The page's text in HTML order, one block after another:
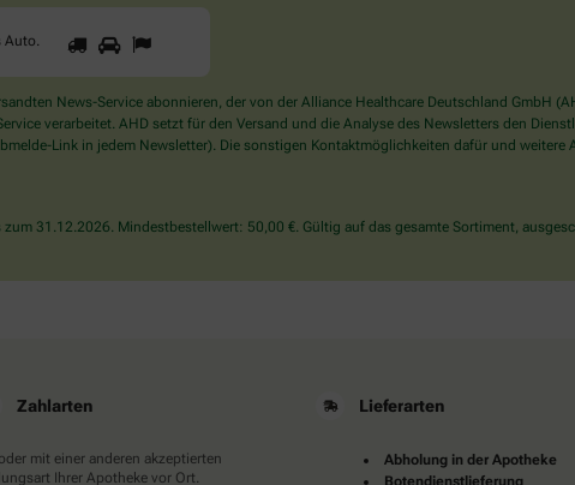
Auto
Sie
Mensch?
Dann
wählen
Auto.
1 2
News-Service abonnieren, der von der Alliance Healthcare Deutschland GmbH
verarbeitet. AHD setzt für den Versand und die Analyse des Newsletters den
Link in jedem Newsletter). Die sonstigen Kontaktmöglichkeiten dafür und weitere
31.12.2026. Mindestbestellwert: 50,00 €. Gültig auf das gesamte Sortiment,
Zahlarten
mit einer anderen akzeptierten
Ihrer Apotheke vor Ort.
Lieferarten
Abholung in der Apotheke
Botendienstlieferung